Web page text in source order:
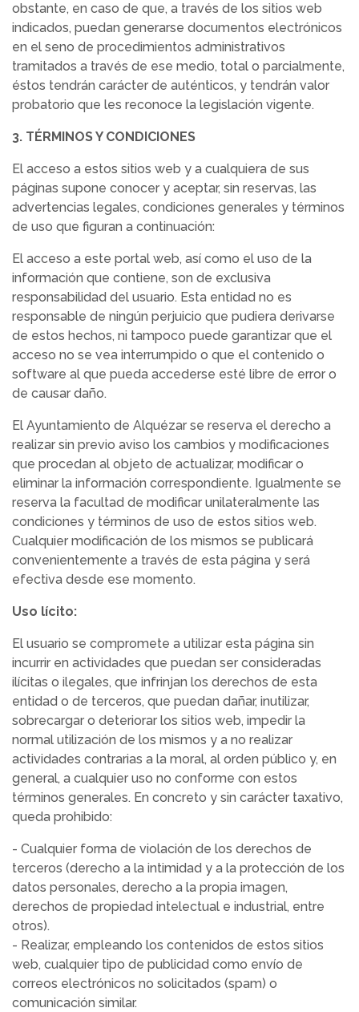
obstante, en caso de que, a través de los sitios web
indicados, puedan generarse documentos electrónicos
en el seno de procedimientos administrativos
tramitados a través de ese medio, total o parcialmente,
éstos tendrán carácter de auténticos, y tendrán valor
probatorio que les reconoce la legislación vigente.
3. TÉRMINOS Y CONDICIONES
El acceso a estos sitios web y a cualquiera de sus
páginas supone conocer y aceptar, sin reservas, las
advertencias legales, condiciones generales y términos
de uso que figuran a continuación:
El acceso a este portal web, así como el uso de la
información que contiene, son de exclusiva
responsabilidad del usuario. Esta entidad no es
responsable de ningún perjuicio que pudiera derivarse
de estos hechos, ni tampoco puede garantizar que el
acceso no se vea interrumpido o que el contenido o
software al que pueda accederse esté libre de error o
de causar daño.
El Ayuntamiento de Alquézar se reserva el derecho a
realizar sin previo aviso los cambios y modificaciones
que procedan al objeto de actualizar, modificar o
eliminar la información correspondiente. Igualmente se
reserva la facultad de modificar unilateralmente las
condiciones y términos de uso de estos sitios web.
Cualquier modificación de los mismos se publicará
convenientemente a través de esta página y será
efectiva desde ese momento.
Uso lícito:
El usuario se compromete a utilizar esta página sin
incurrir en actividades que puedan ser consideradas
ilícitas o ilegales, que infrinjan los derechos de esta
entidad o de terceros, que puedan dañar, inutilizar,
sobrecargar o deteriorar los sitios web, impedir la
normal utilización de los mismos y a no realizar
actividades contrarias a la moral, al orden público y, en
general, a cualquier uso no conforme con estos
términos generales. En concreto y sin carácter taxativo,
queda prohibido:
- Cualquier forma de violación de los derechos de
terceros (derecho a la intimidad y a la protección de los
datos personales, derecho a la propia imagen,
derechos de propiedad intelectual e industrial, entre
otros).
- Realizar, empleando los contenidos de estos sitios
web, cualquier tipo de publicidad como envío de
correos electrónicos no solicitados (spam) o
comunicación similar.